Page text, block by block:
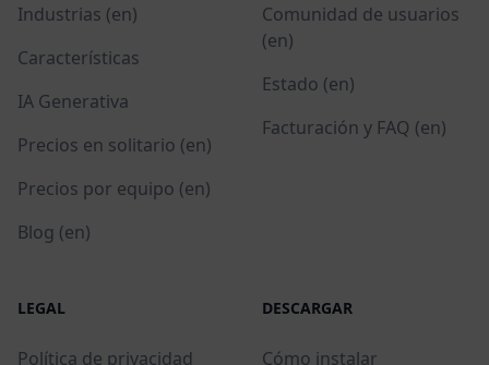
Industrias (en)
Características
IA Generativa
Precios en solitario (en)
Precios por equipo (en)
Blog (en)
Comunidad de usuarios
(en)
Estado (en)
Facturación y FAQ (en)
LEGAL
Política de privacidad
DESCARGAR
Cómo instalar